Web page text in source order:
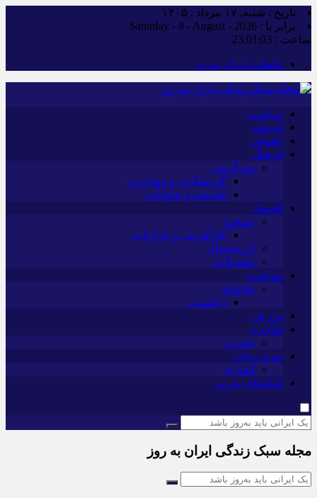
تاریخ : شنبه, ۱۷ مرداد , ۱۴۰۵
برابر با : Saturday - 8 - August - 2026
ساعت : 23:01:03
تبلیغات ایران به‌روز
سیاست
اندیشه
حقوقی
فرهنگ
سرگرمی
گردشگری و مهاجرت
طبیعت و حیوانات
اقتصاد
صنعت
کارآفرینی و بازاریابی
ارزدیجیتال
تحصیلات
بهداشت
خانواده
زناشویی
ورزش
فناوری
خودرو
مد و زیبایی
آشپزی
لینک‌های به‌روز
مجله سبک زندگی ایران به روز